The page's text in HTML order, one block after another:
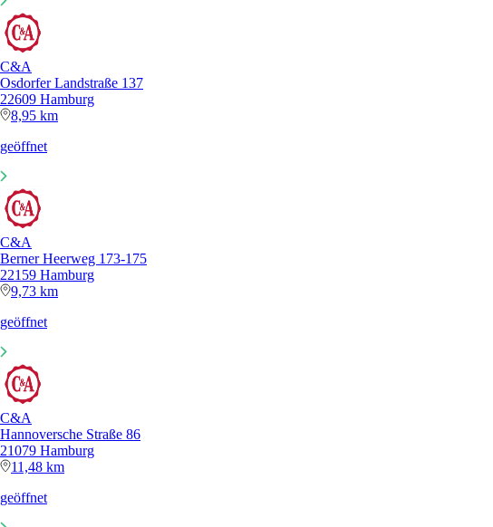
C&A
Osdorfer Landstraße 137
22609 Hamburg
8,95 km
geöffnet
C&A
Berner Heerweg 173-175
22159 Hamburg
9,73 km
geöffnet
C&A
Hannoversche Straße 86
21079 Hamburg
11,48 km
geöffnet